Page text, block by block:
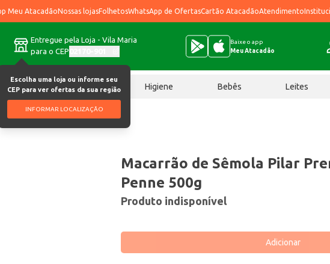
Meu AtacadãoNossas lojasFolhetosWhatsApp de OfertasCartão AtacadãoAtendimento
Entregue pela Loja - Vila Maria
para o CEP
Escolha uma loja ou informe seu
CEP para ver ofertas da sua região
INFORMAR LOCALIZAÇÃO
Baixe o app
Meu Atacadão
Chocolates Higiene Bebês Leites
Premium Penne 500g
Macarrão de Sêmola Pilar
Penne 500g
Produto indisponível
Adicionar